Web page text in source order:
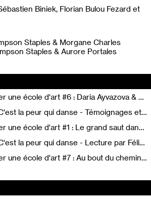
Biniek, Florian Bulou Fezard et
Staples & Morgane Charles
Staples & Aurore Portales
Comment bien fermer une école d'art #6 : Daria Ayvazova & Catherine Geel - (Ré)inventer l’école
Nuit Blanche 2025 : C'est la peur qui danse - Témoignages et paroles d'étudiant·es et d'enseignant·es
Comment bien fermer une école d'art #1 : Le grand saut dans le vide
Nuit Blanche 2025 : C'est la peur qui danse - Lecture par Félixe Kazi-Tani
Comment bien fermer une école d'art #7 : Au bout du chemin... Au bout du fil...